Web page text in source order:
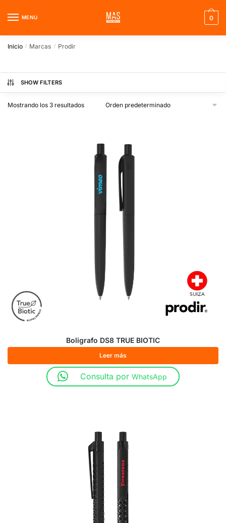
MENU 0
Inicio / Marcas / Prodir
SHOW FILTERS
Mostrando los 3 resultados
Boligrafo DS8 TRUE BIOTIC
Leer más
Consulta por WhatsApp